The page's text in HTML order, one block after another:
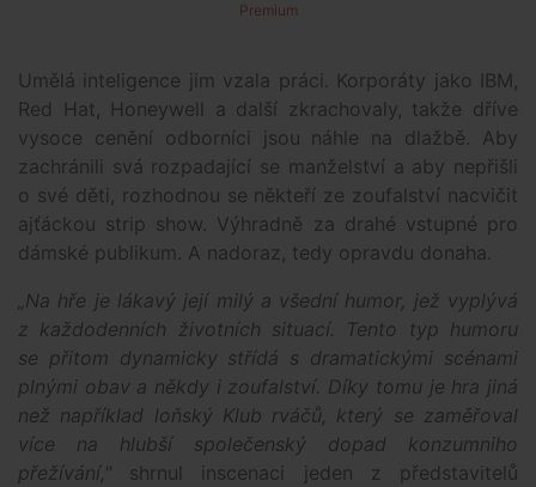
Premium
Umělá inteligence jim vzala práci. Korporáty jako IBM,
Red Hat, Honeywell a další zkrachovaly, takže dříve
vysoce cenění odborníci jsou náhle na dlažbě. Aby
zachránili svá rozpadající se manželství a aby nepřišli
o své děti, rozhodnou se někteří ze zoufalství nacvičit
ajťáckou strip show. Výhradně za drahé vstupné pro
dámské publikum. A nadoraz, tedy opravdu donaha.
„Na hře je lákavý její milý a všední humor, jež vyplývá
z každodenních životních situací. Tento typ humoru
se přitom dynamicky střídá s dramatickými scénami
plnými obav a někdy i zoufalství. Díky tomu je hra jiná
než například loňský Klub rváčů, který se zaměřoval
více na hlubší společenský dopad konzumniho
přežívání," shrnul inscenaci jeden z představitelů